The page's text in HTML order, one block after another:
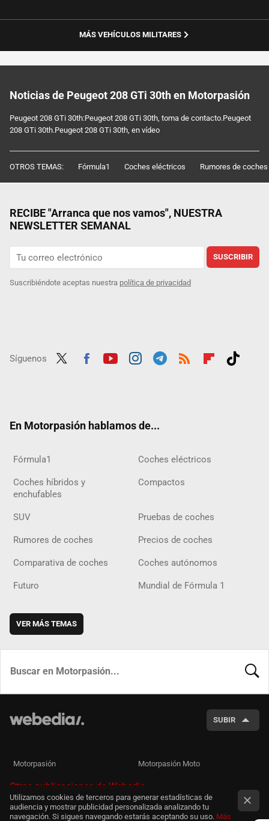
MÁS VEHÍCULOS MILITARES
Noticias de Peugeot 208 GTi 30th en Motorpasión
Peugeot 208 GTi 30th:Peugeot 208 GTi 30th, toma de contacto.Peugeot
208 GTi 30th.Peugeot 208 GTi 30th, en vídeo
OTROS TEMAS: Fórmula1 Coches eléctricos Rumores de coches
RECIBE "Arranca que nos vamos", NUESTRA
NEWSLETTER SEMANAL
SUSCRIBIR
Suscribiéndote aceptas nuestra política de privacidad
Síguenos
En Motorpasión hablamos de...
Fórmula1 Coches eléctricos
Coches híbridos y
enchufables
Compactos
SUV Pruebas de coches
Rumores de coches Precios de coches
Comparativa de coches Coches autónomos
Futuro Mundial de Fórmula 1
VER MÁS TEMAS
SUBIR
Motorpasión Motorpasión Moto
Otras publicaciones de Webedia
Utilizamos cookies de terceros para generar estadísticas de
audiencia y mostrar publicidad personalizada analizando tu
navegación. Si sigues navegando estarás aceptando su uso. Más